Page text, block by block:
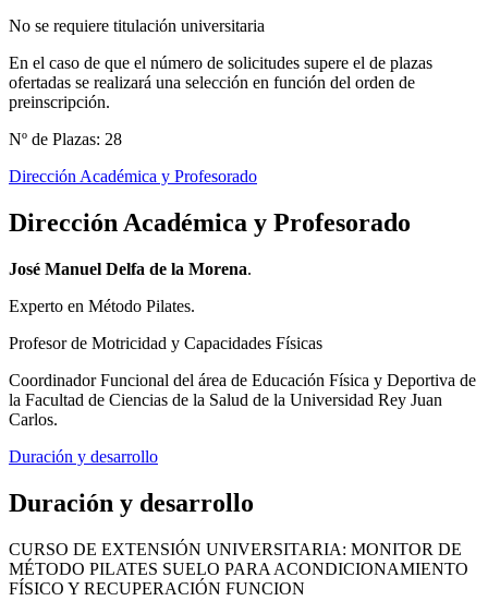
No se requiere titulación universitaria
En el caso de que el número de solicitudes supere el de plazas
ofertadas se realizará una selección en función del orden de
preinscripción.
Nº de Plazas: 28
Dirección Académica y Profesorado
Dirección Académica y Profesorado
José Manuel Delfa de la Morena.
Experto en Método Pilates.
Profesor de Motricidad y Capacidades Físicas
Coordinador Funcional del área de Educación Física y Deportiva de
la Facultad de Ciencias de la Salud de la Universidad Rey Juan
Carlos.
Duración y desarrollo
Duración y desarrollo
CURSO DE EXTENSIÓN UNIVERSITARIA: MONITOR DE
MÉTODO PILATES SUELO PARA ACONDICIONAMIENTO
FÍSICO Y RECUPERACIÓN FUNCION